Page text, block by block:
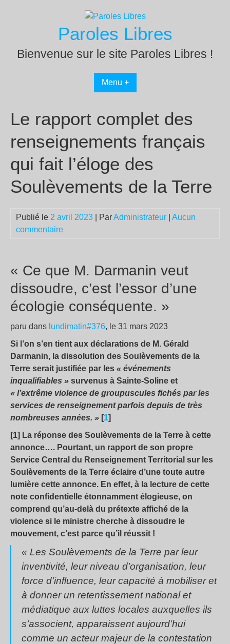
Paroles Libres
Bienvenue sur le site Paroles Libres !
Menu +
Le rapport complet des
renseignements français
qui fait l’éloge des
Soulèvements de la Terre
Publié le 2 avril 2023 | ParAdministrateur
Aucun
commentaire
« Ce que M. Darmanin veut
dissoudre, c’est l’essor d’une
écologie conséquente. »
paru dans lundimatin#376, le 31 mars 2023
Si l’on s’en tient aux déclarations de M. Gérald
Darmanin, la dissolution des Soulèvements de la
Terre serait justifiée par les « événements
inqualifiables » survenus à Sainte-Soline et
« l’extrême violence de groupuscules fichés par les
services de renseignement parfois depuis de très
nombreuses années. » [1]
[1] La réponse des Soulèvements de la Terre à cette
annonce…. Pourtant, un rapport de son propre
Service Central du Renseignement Territorial sur les
Soulèvements de la Terre éclaire d’une toute autre
lumière cette annonce. En effet, à la lecture de cette
note confidentielle étonnamment élogieuse, on
comprend qu’au-delà du prétexte affiché de la
violence si le ministre cherche à dissoudre le
mouvement, c’est parce qu’il réussit !
« Les Soulèvements de la Terre par leur
inventivité, leur niveau d’organisation, leur
force d’influence, leur capacité à mobiliser et
à donner un retentissement national et
médiatique aux luttes locales auxquelles ils
s’associent, apparaissent aujourd’hui
comme un acteur majeur de la contestation